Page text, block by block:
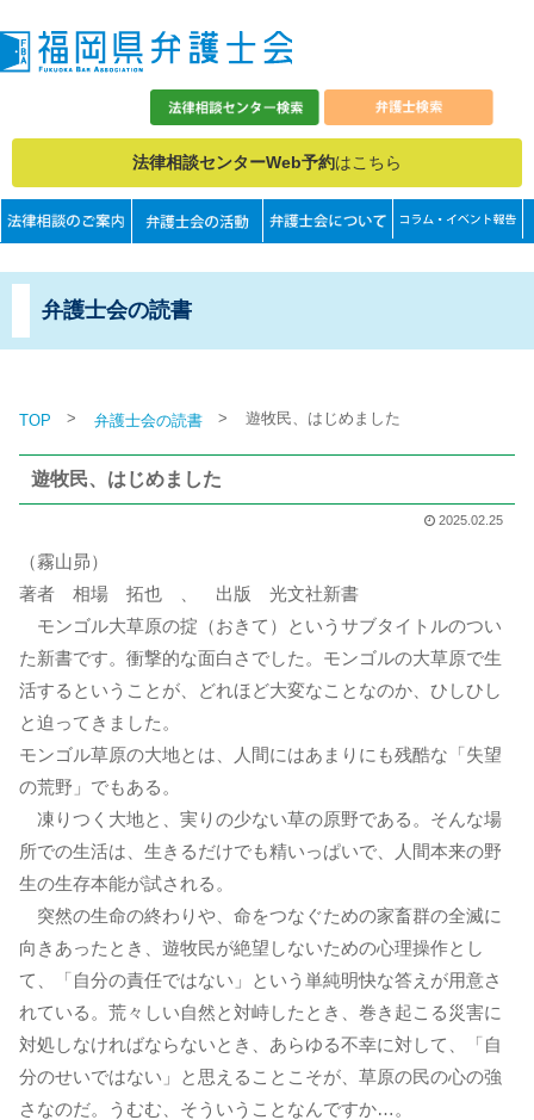
法律相談センターWeb予約はこちら
弁護士会の読書
TOP > 弁護士会の読書 > 遊牧民、はじめました
遊牧民、はじめました
2025.02.25
（霧山昴）
著者 相場 拓也 、 出版 光文社新書
モンゴル大草原の掟（おきて）というサブタイトルのつい
た新書です。衝撃的な面白さでした。モンゴルの大草原で生
活するということが、どれほど大変なことなのか、ひしひし
と迫ってきました。
モンゴル草原の大地とは、人間にはあまりにも残酷な「失望
の荒野」でもある。
凍りつく大地と、実りの少ない草の原野である。そんな場
所での生活は、生きるだけでも精いっぱいで、人間本来の野
生の生存本能が試される。
突然の生命の終わりや、命をつなぐための家畜群の全滅に
向きあったとき、遊牧民が絶望しないための心理操作とし
て、「自分の責任ではない」という単純明快な答えが用意さ
れている。荒々しい自然と対峙したとき、巻き起こる災害に
対処しなければならないとき、あらゆる不幸に対して、「自
分のせいではない」と思えることこそが、草原の民の心の強
さなのだ。うむむ、そういうことなんですか…。